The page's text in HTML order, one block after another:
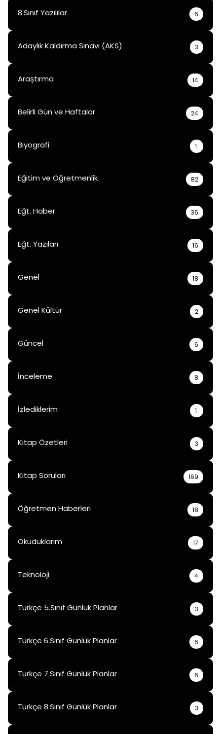
8.Sınıf Yazılılar 6
Adaylık Kaldırma Sınavı (AKS) 3
Araştırma 14
Belirli Gün ve Haftalar 24
Biyografi 1
Eğitim ve Öğretmenlik 82
Eğt. Haber 36
Eğt. Yazıları 16
Genel 18
Genel Kültür 2
Güncel 6
İnceleme 8
İzlediklerim 1
Kitap Özetleri 3
Kitap Soruları 169
Öğretmen Haberleri 18
Okuduklarım 17
Teknoloji 4
Türkçe 5.Sınıf Günlük Planlar 3
Türkçe 6.Sınıf Günlük Planlar 6
Türkçe 7.Sınıf Günlük Planlar 6
Türkçe 8.Sınıf Günlük Planlar 3